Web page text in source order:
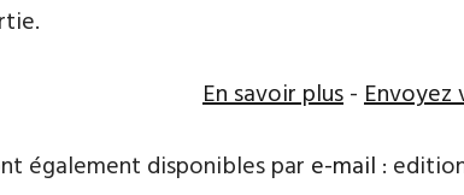
En savoir plus-Envoyez
également disponibles par e-mail :